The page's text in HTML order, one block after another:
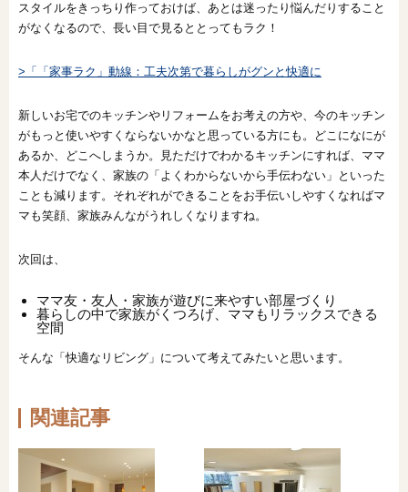
スタイルをきっちり作っておけば、あとは迷ったり悩んだりすること
がなくなるので、長い目で見るととってもラク！
>「「家事ラク」動線：工夫次第で暮らしがグンと快適に
新しいお宅でのキッチンやリフォームをお考えの方や、今のキッチン
がもっと使いやすくならないかなと思っている方にも。どこになにが
あるか、どこへしまうか。見ただけでわかるキッチンにすれば、ママ
本人だけでなく、家族の「よくわからないから手伝わない」といった
ことも減ります。それぞれができることをお手伝いしやすくなればマ
マも笑顔、家族みんながうれしくなりますね。
次回は、
ママ友・友人・家族が遊びに来やすい部屋づくり
暮らしの中で家族がくつろげ、ママもリラックスできる
空間
そんな「快適なリビング」について考えてみたいと思います。
関連記事